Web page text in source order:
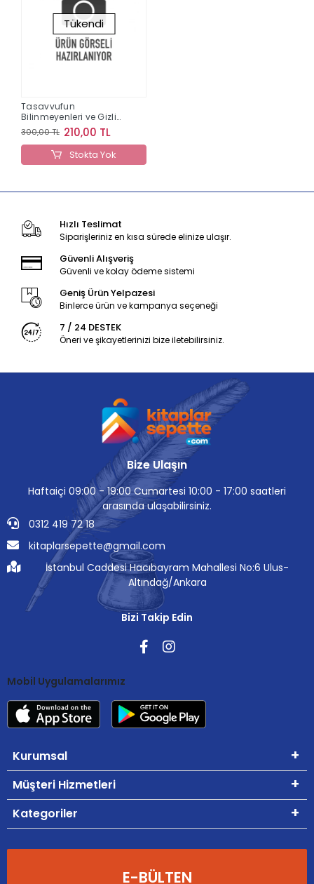
Tükendi
Tasavvufun
Bilinmeyenleri ve Gizli
Öğretileri
300,00 TL 210,00 TL
Stokta Yok
Hızlı Teslimat
Siparişleriniz en kısa sürede elinize ulaşır.
Güvenli Alışveriş
Güvenli ve kolay ödeme sistemi
Geniş Ürün Yelpazesi
Binlerce ürün ve kampanya seçeneği
7 / 24 DESTEK
Öneri ve şikayetlerinizi bize iletebilirsiniz.
Bize Ulaşın
Haftaiçi 09:00 - 19:00 Cumartesi 10:00 - 17:00 saatleri
arasında ulaşabilirsiniz.
0312 419 72 18
kitaplarsepette@gmail.com
İstanbul Caddesi Hacıbayram Mahallesi No:6 Ulus-
Altındağ/Ankara
Bizi Takip Edin
Mobil Uygulamalarımız
Kurumsal
Müşteri Hizmetleri
Kategoriler
E-BÜLTEN